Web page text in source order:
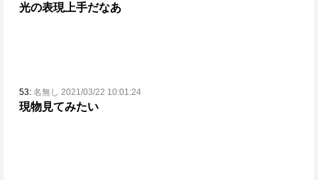
光の表現上手だなあ
53: 名無し 2021/03/22 10:01:24
現物見てみたい